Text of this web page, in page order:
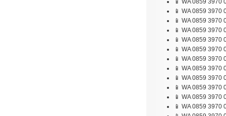
📱 WA 0859 3970
📱 WA 0859
📱 WA 0859 3970
📱 WA 0859
📱 WA 0859 3970
📱 WA 0859
📱 WA 0859 3970
📱 WA 0859
📱 WA 0859 3970
📱 WA 0859 3970
📱 WA 0859
📱 WA 0859 3970